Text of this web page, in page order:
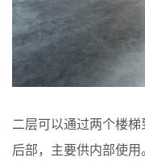
二层可以通过两个楼
后部，主要供内部使用